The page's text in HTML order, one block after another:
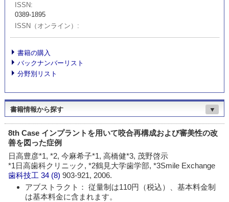
ISSN
0389-1895
ISSN（オンライン）
書籍の購入
バックナンバーリスト
分野別リスト
書籍情報から探す ▼
8th Case インプラントを用いて咬合再構成および審美性の改
善を図った症例
日高豊彦*1, *2, 今麻希子*1, 高橋健*3, 茂野啓示
*1日高歯科クリニック, *2鶴見大学歯学部, *3Smile Exchange
歯科技工 34 (8)903-921, 2006.
アブストラクト： 従量制は110円（税込）、基本料金制
は基本料金に含まれます。